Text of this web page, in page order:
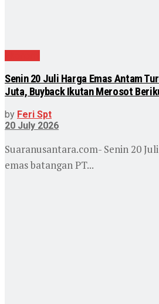
Senin 20 Juli Harga Emas Antam
Juta, Buyback Ikutan Merosot
by Feri Spt
20 July 2026
Suaranusantara.com- Senin 20
emas batangan PT...